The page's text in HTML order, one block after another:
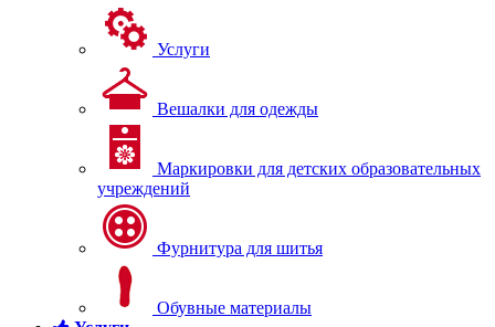
Услуги
Вешалки для одежды
Маркировки для детских образовательных
учреждений
Фурнитура для шитья
Обувные материалы